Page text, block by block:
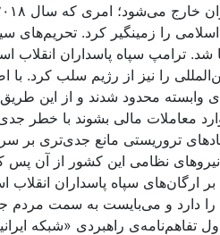
را زمینگیر کرد.
ترامپ سپاه پاسداران انقلاب
را نیز از رژیم سلب
محدود شدند و از این
معاملات مالی بشوند با خطر
تروریستی مانع جدی‌تری بر
نیروهای نظامی این کشور از آن
بر ارگان‌های سپاه پاسداران
دارد و می‌بایست به سمت مردم